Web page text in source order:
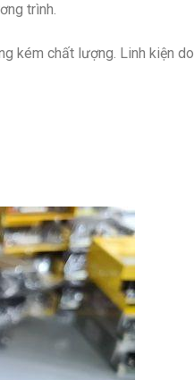
trình.
kém chất lượng. Linh kiện do